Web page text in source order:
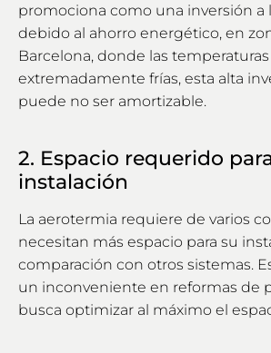
promociona como una inversión a
debido al ahorro energético, en
Barcelona, donde las
extremadamente frías, esta alta
puede no ser amortizable.
2. Espacio requerido
instalación
La aerotermia requiere de varios
necesitan más espacio para su
comparación con otros sistemas.
un inconveniente en reformas de
busca optimizar al máximo el